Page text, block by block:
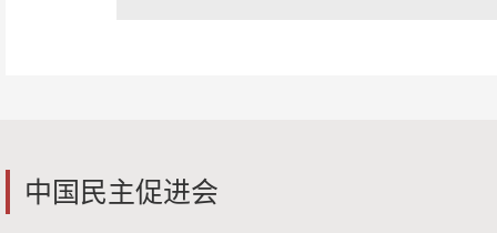
中国民主促进会